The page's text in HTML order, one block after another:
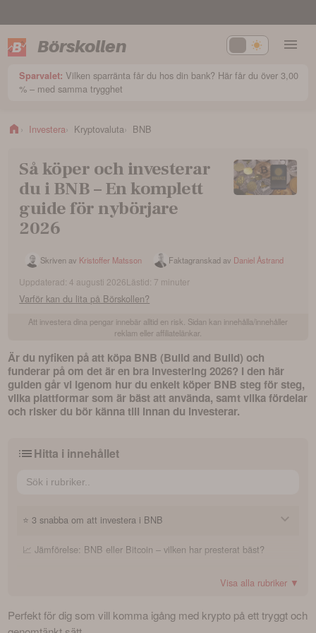
Börskollen
Sparvalet: Vilken sparränta får du hos din bank? Här får du över 3,00
% – med samma trygghet
Investera Kryptovaluta BNB
Så köper och investerar
du i BNB – En komplett
guide för nybörjare
2026
Skriven av Kristoffer Matsson Faktagranskad av Daniel Åstrand
Uppdaterad: 4 augusti 2026Lästid: 7 minuter
Varför kan du lita på Börskollen?
Att investera dina pengar innebär alltid en risk. Sidan kan innehålla/innehåller
reklam eller affiliatelänkar.
Är du nyfiken på att köpa BNB (Build and Build) och
funderar på om det är en bra investering 2026? I den här
guiden går vi igenom hur du enkelt köper BNB steg för steg,
vilka plattformar som är bäst att använda, samt vilka fördelar
och risker du bör känna till innan du investerar.
Hitta i innehållet
⭐ 3 snabba om att investera i BNB
1. Vad är BNB och varför ska jag investera?
2. Hur köper jag BNB på enklaste sätt från Sverige?
📈 Jämförelse: BNB eller Bitcoin – vilken har presterat bäst?
✅ Praktisk guide: 5 enkla steg – så köper du BNB idag
Steg 1: Skapa ett konto på eToro
Visa alla rubriker ▼
Perfekt för dig som vill komma igång med krypto på ett tryggt och